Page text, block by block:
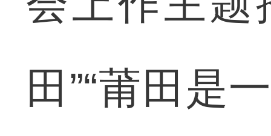
田”“莆田是